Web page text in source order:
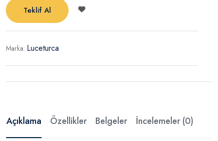
Teklif Al
Marka: Luceturca
Açıklama Özellikler Belgeler İncelemeler (0)